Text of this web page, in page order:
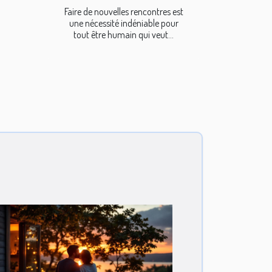
Faire de nouvelles rencontres est
une nécessité indéniable pour
tout être humain qui veut...